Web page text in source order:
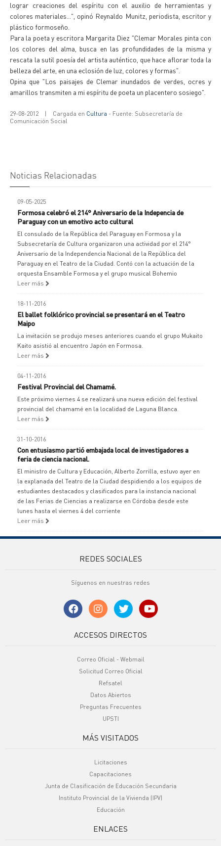
lograr creaciones del espíritu con el auxilio de herramientas y
colores materiales...", opinó Reynaldo Munitz, periodista, escritor y
plástico formoseño.
Para la poeta y escritora Margarita Diez "Clemar Morales pinta con
los colores del alma, busca en las profundidades de la misma y
rescata la sutil poesía del artista auténtico, que hace aflorar toda la
belleza del arte, en una eclosión de luz, colores y formas".
Opina que "Los paisajes de Clemar inundados de verdes, ocres y
amarillos transmiten a mi espíritu de poeta un placentero sosiego".
29-08-2012 | Cargada en Cultura - Fuente: Subsecretaría de
Comunicación Social
Noticias Relacionadas
09-05-2025
Formosa celebró el 214° Aniversario de la Indepencia de
Paraguay con un emotivo acto cultural
El consulado de la República del Paraguay en Formosa y la
Subsecretaría de Cultura organizaron una actividad por el 214°
Aniversario de la Independencia Nacional de la República del
Paraguay en el Teatro de la Ciudad. Contó con la actuación de la
orquesta Ensamble Formosa y el grupo musical Bohemio
Leer más
18-11-2016
El ballet folklórico provincial se presentará en el Teatro
Maipo
La invitación se produjo meses anteriores cuando el grupo Mukaito
Kaito asistió al encuentro Japón en Formosa.
Leer más
04-11-2016
Festival Provincial del Chamamé.
Este próximo viernes 4 se realizará una nueva edición del festival
provincial del chamamé en la localidad de Laguna Blanca.
Leer más
31-10-2016
Con entusiasmo partió embajada local de investigadores a
feria de ciencia nacional.
El ministro de Cultura y Educación, Alberto Zorrilla, estuvo ayer en
la explanada del Teatro de la Ciudad despidiendo a los equipos de
estudiantes destacados y clasificados para la instancia nacional
de las Ferias de Ciencias a realizarse en Córdoba desde este
lunes hasta el viernes 4 del corriente
Leer más
REDES SOCIALES
Síguenos en nuestras redes
ACCESOS DIRECTOS
Correo Oficial - Webmail
Solicitud Correo Oficial
Refsatel
Datos Abiertos
Preguntas Frecuentes
UPSTI
MÁS VISITADOS
Licitaciones
Capacitaciones
Junta de Clasificación de Educación Secundaria
Instituto Provincial de la Vivienda (IPV)
Educación
ENLACES